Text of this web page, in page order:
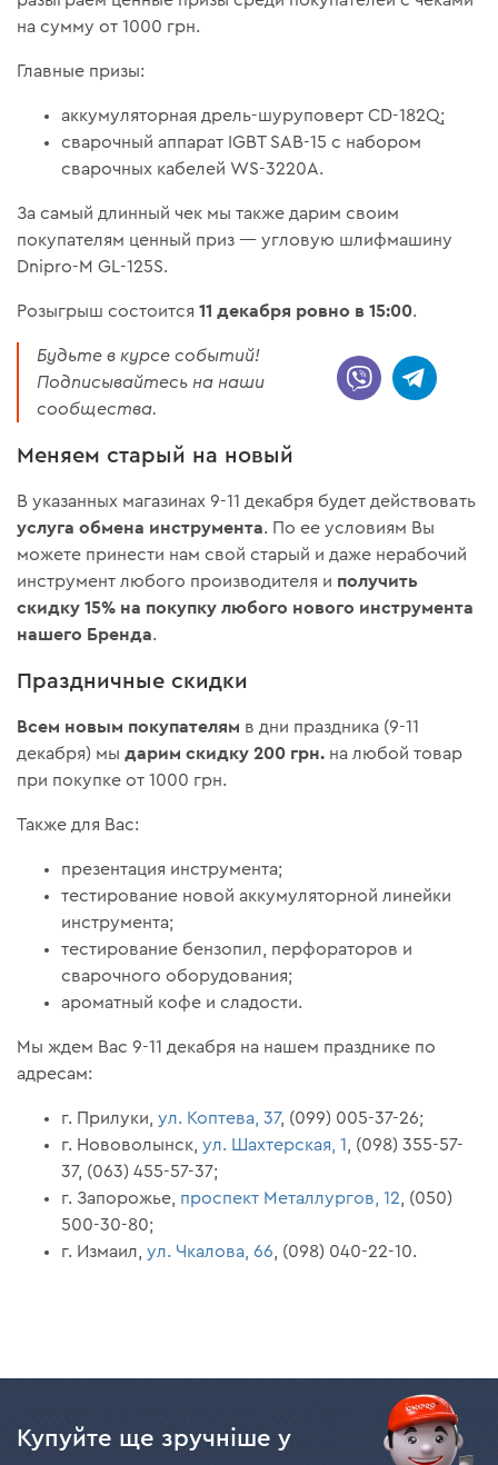
на сумму от 1000 грн.
Главные призы:
аккумуляторная дрель-шуруповерт CD-182Q;
сварочный аппарат IGBT SAB-15 с набором
сварочных кабелей WS-3220A.
За самый длинный чек мы также дарим своим
покупателям ценный приз — угловую шлифмашину
Dnipro-M GL-125S.
Розыгрыш состоится11 декабря ровно в 15:00.
Будьте в курсе событий!
Подписывайтесь на наши
сообщества.
Меняем старый на новый
В указанных магазинах 9-11 декабря будет действовать
услуга обмена инструмента. По ее условиям Вы
можете принести нам свой старый и даже нерабочий
инструмент любого производителя и получить
скидку 15% на покупку любого нового инструмента
нашего Бренда.
Праздничные скидки
Всем новым покупателям в дни праздника (9-11
декабря) мыдарим скидку 200 грн. на любой товар
при покупке от 1000 грн.
Также для Вас:
презентация инструмента;
тестирование новой аккумуляторной линейки
инструмента;
тестирование бензопил, перфораторов и
сварочного оборудования;
ароматный кофе и сладости.
Мы ждем Вас 9-11 декабря на нашем празднике по
адресам:
г. Прилуки,ул. Коптева, 37, (099) 005-37-26;
г. Нововолынск,ул. Шахтерская, 1 , (098) 355-57-
37, (063) 455-57-37;
г. Запорожье, проспект Металлургов, 12, (050)
500-30-80;
г. Измаил,ул. Чкалова, 66, (098) 040-22-10.
Купуйте ще зручніше у